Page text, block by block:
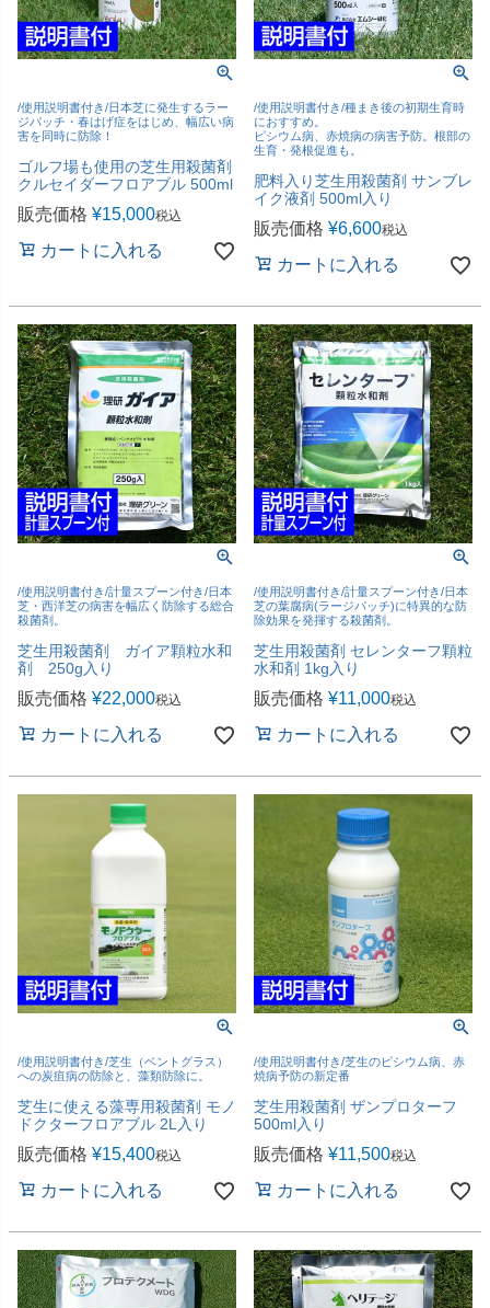
/使用説明書付き/日本芝に発生するラー
ジパッチ・春はげ症をはじめ、幅広い病
害を同時に防除！
ゴルフ場も使用の芝生用殺菌剤
クルセイダーフロアブル 500ml
販売価格 ¥15,000税込
カートに入れる
/使用説明書付き/種まき後の初期生育時
におすすめ。
ピシウム病、赤焼病の病害予防。根部の
生育・発根促進も。
肥料入り芝生用殺菌剤 サンブレ
イク液剤 500ml入り
販売価格 ¥6,600税込
カートに入れる
/使用説明書付き/計量スプーン付き/日本
芝・西洋芝の病害を幅広く防除する総合
殺菌剤。
芝生用殺菌剤 ガイア顆粒水和
剤 250g入り
販売価格 ¥22,000税込
カートに入れる
/使用説明書付き/計量スプーン付き/日本
芝の葉腐病(ラージパッチ)に特異的な防
除効果を発揮する殺菌剤。
芝生用殺菌剤 セレンターフ顆粒
水和剤 1kg入り
販売価格 ¥11,000税込
カートに入れる
/使用説明書付き/芝生（ベントグラス）
への炭疽病の防除と、藻類防除に。
芝生に使える藻専用殺菌剤 モノ
ドクターフロアブル 2L入り
販売価格 ¥15,400税込
カートに入れる
/使用説明書付き/芝生のピシウム病、赤
焼病予防の新定番
芝生用殺菌剤 ザンプロターフ
500ml入り
販売価格 ¥11,500税込
カートに入れる